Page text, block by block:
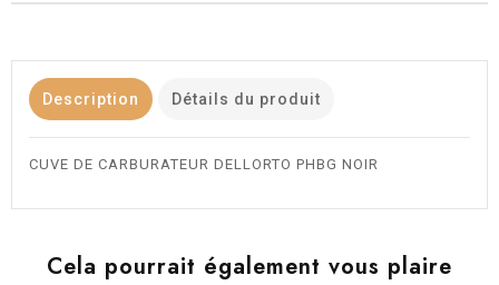
Description Détails du produit
CUVE DE CARBURATEUR DELLORTO PHBG NOIR
Cela pourrait également vous plaire